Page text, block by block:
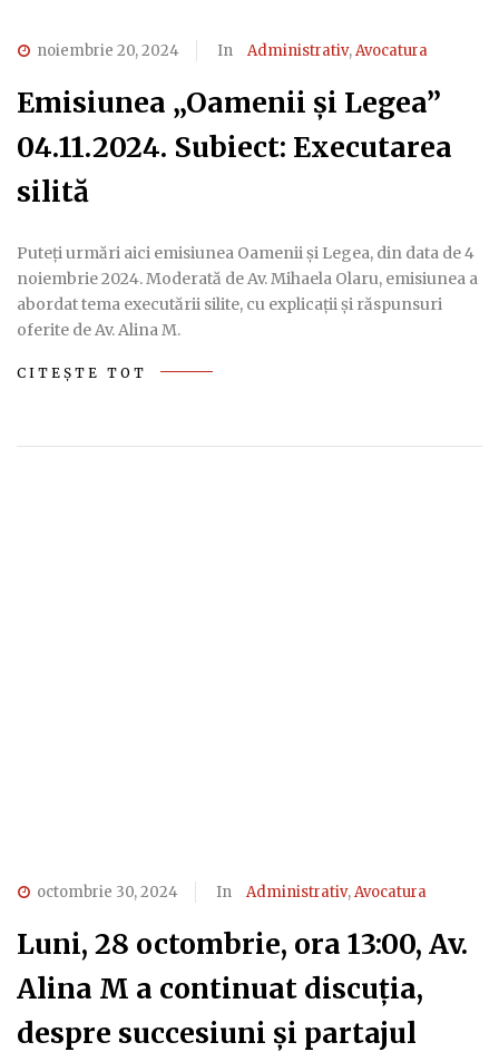
noiembrie 20, 2024 In Administrativ,Avocatura
Emisiunea „Oamenii și Legea”
04.11.2024. Subiect: Executarea
silită
Puteți urmări aici emisiunea Oamenii și Legea, din data de 4
noiembrie 2024. Moderată de Av. Mihaela Olaru, emisiunea a
abordat tema executării silite, cu explicații și răspunsuri
oferite de Av. Alina M.
CITEȘTE TOT
octombrie 30, 2024 In Administrativ,Avocatura
Luni, 28 octombrie, ora 13:00, Av.
Alina M a continuat discuția,
despre succesiuni și partajul